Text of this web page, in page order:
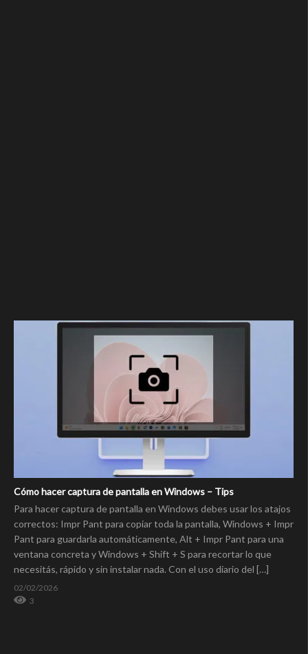
Cómo hacer captura de pantalla en Windows – Tips
Para hacer captura de pantalla en Windows debes usar los atajos
correctos: Impr Pant para copiar toda la pantalla, Windows + Impr
Pant para guardarla automáticamente, Alt + Impr Pant para una
ventana concreta y Windows + Shift + S para recortar lo que
necesitás, rápido y sin instalar nada. Con el uso diario del […]
02/02/2026
3